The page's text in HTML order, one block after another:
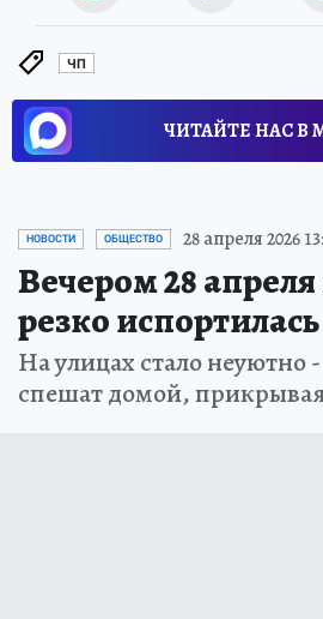
ЧП
ЧИТАЙТЕ НАС В
НОВОСТИ ОБЩЕСТВО 28 апреля 2026
Вечером 28
резко
На улицах стало неуютно
спешат домой,